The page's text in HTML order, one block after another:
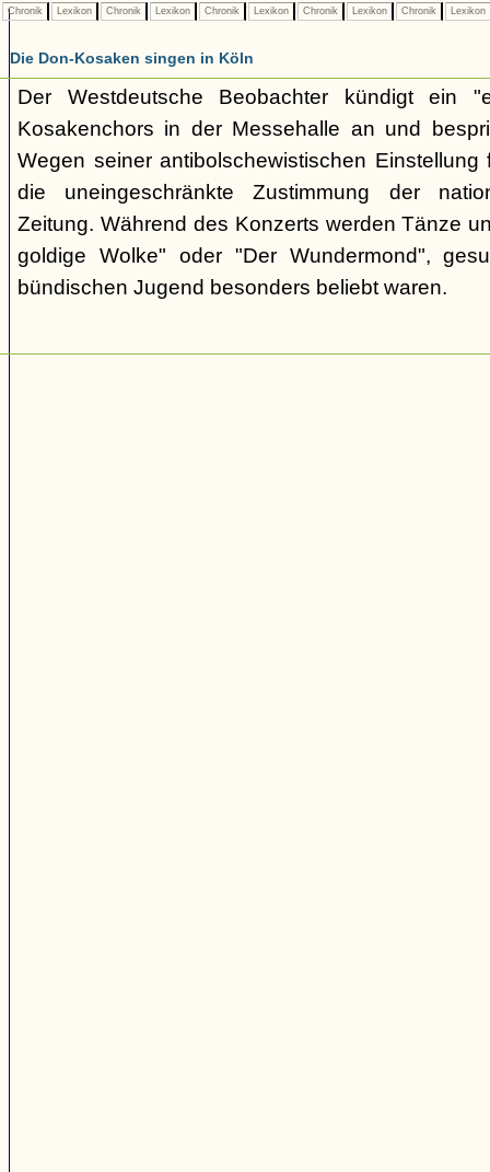
Chronik Lexikon Chronik Lexikon Chronik Lexikon Chronik Lexikon Chronik Lexikon
Die Don-Kosaken singen in Köln
Der Westdeutsche Beobachter kündigt ein
Kosakenchors in der Messehalle an und
Wegen seiner antibolschewistischen
die uneingeschränkte Zustimmung der
Zeitung. Während des Konzerts werden Tänze
goldige Wolke" oder "Der Wundermond",
bündischen Jugend besonders beliebt waren.